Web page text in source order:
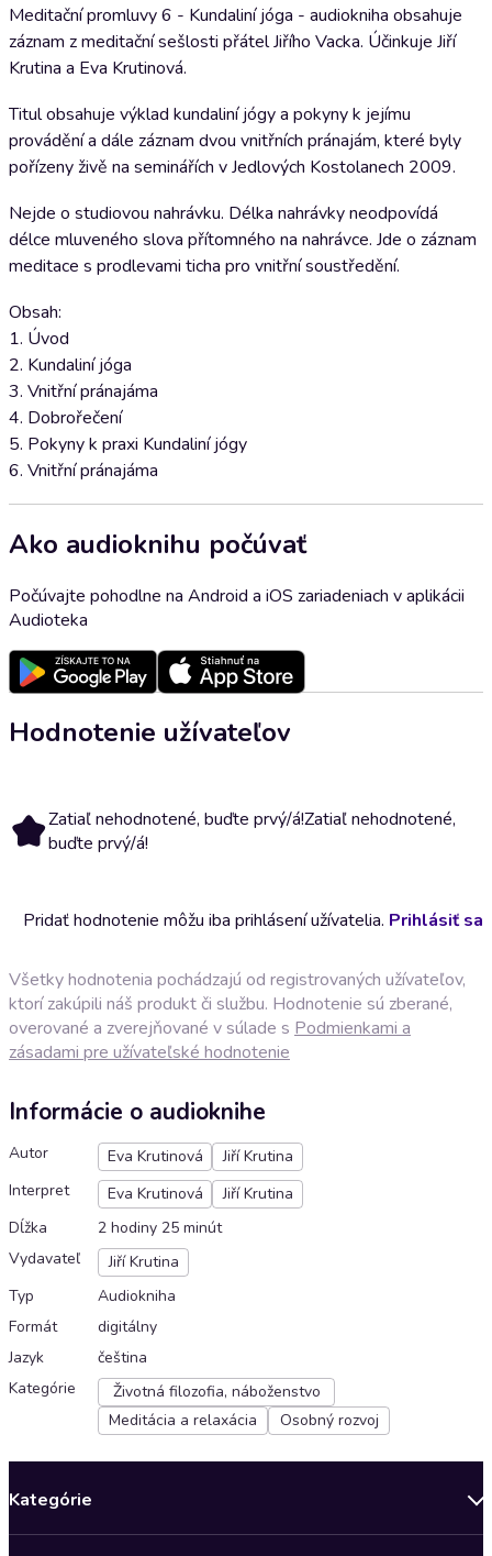
Meditační promluvy 6 - Kundaliní jóga - audiokniha obsahuje
záznam z meditační sešlosti přátel Jiřího Vacka. Účinkuje Jiří
Krutina a Eva Krutinová.
Titul obsahuje výklad kundaliní jógy a pokyny k jejímu
provádění a dále záznam dvou vnitřních pránajám, které byly
pořízeny živě na seminářích v Jedlových Kostolanech 2009.
Nejde o studiovou nahrávku. Délka nahrávky neodpovídá
délce mluveného slova přítomného na nahrávce. Jde o záznam
meditace s prodlevami ticha pro vnitřní soustředění.
Obsah:
1. Úvod
2. Kundaliní jóga
3. Vnitřní pránajáma
4. Dobrořečení
5. Pokyny k praxi Kundaliní jógy
6. Vnitřní pránajáma
Ako audioknihu počúvať
Počúvajte pohodlne na Android a iOS zariadeniach v aplikácii
Audioteka
Hodnotenie užívateľov
Zatiaľ nehodnotené, buďte prvý/á!Zatiaľ nehodnotené,
buďte prvý/á!
Pridať hodnotenie môžu iba prihlásení užívatelia. Prihlásiť sa
Všetky hodnotenia pochádzajú od registrovaných užívateľov,
ktorí zakúpili náš produkt či službu. Hodnotenie sú zberané,
overované a zverejňované v súlade s Podmienkami a
zásadami pre užívateľské hodnotenie
Informácie o audioknihe
Autor Eva Krutinová
Jiří Krutina
Interpret
Eva Krutinová
Jiří Krutina
Dĺžka
2 hodiny 25 minút
Vydavateľ
Jiří Krutina
Typ
Audiokniha
Formát
digitálny
Jazyk
čeština
Kategórie
Životná filozofia, náboženstvo
Meditácia a relaxácia
Osobný rozvoj
Kategórie